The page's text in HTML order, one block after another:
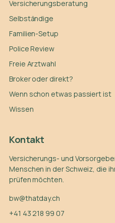
Versicherungsberatung
Selbständige
Familien-Setup
Police Review
Freie Arztwahl
Broker oder direkt?
Wenn schon etwas passiert ist
Wissen
Kontakt
Versicherungs- und
Menschen in der Schweiz, die
prüfen möchten.
bw@thatday.ch
+41 43 218 99 07